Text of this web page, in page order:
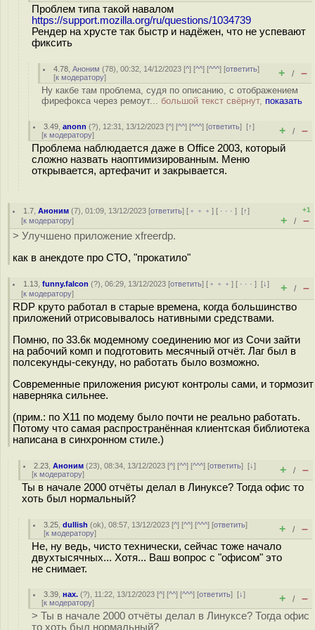
Проблем типа такой навалом
https://support.mozilla.org/ru/questions/1034739
Рендер на хрусте так быстр и надёжен, что не успевают
фиксить
4.78 ,Аноним (78), 00:32, 14/12/2023 [^] [^^] [^^^] [ответить]
[к модератору] + / –
Ну какбе там проблема, судя по описанию, с отображением
фирефокса через ремоут... большой текст свёрнут, показать
3.49 ,anonn (?), 12:31, 13/12/2023 [^] [^^] [^^^] [ответить][↑]
[к модератору] + / –
Проблема наблюдается даже в Office 2003, который
сложно назвать наоптимизированным. Меню
открывается, артефачит и закрывается.
1.7 ,Аноним (7), 01:09, 13/12/2023 [ответить] [ ﹢﹢﹢] [ · · ·][↑]
[к модератору]
+1
+ / –
> Улучшено приложение xfreerdp.
как в анекдоте про СТО, "прокатило"
1.13 ,funny.falcon (?), 06:29, 13/12/2023 [ответить] [ ﹢﹢﹢] [ · · ·][↓]
[к модератору] + / –
RDP круто работал в старые времена, когда большинство
приложений отрисовывалось нативными средствами.
Помню, по 33.6к модемному соединению мог из Сочи зайти
на рабочий комп и подготовить месячный отчёт. Лаг был в
полсекунды-секунду, но работать было возможно.
Современные приложения рисуют контролы сами, и тормозит
наверняка сильнее.
(прим.: по X11 по модему было почти не реально работать.
Потому что самая распространённая клиентская библиотека
написана в синхронном стиле.)
2.23 ,Аноним (23), 08:34, 13/12/2023 [^] [^^] [^^^] [ответить][↓]
[к модератору] + / –
Ты в начале 2000 отчёты делал в Линуксе? Тогда офис то
хоть был нормальный?
3.25 ,dullish (ok), 08:57, 13/12/2023 [^] [^^] [^^^] [ответить]
[к модератору] + / –
Не, ну ведь, чисто технически, сейчас тоже начало
двухтысячных... Хотя... Ваш вопрос с "офисом" это
не снимает.
3.39 ,нах. (?), 11:22, 13/12/2023 [^] [^^] [^^^] [ответить][↓]
[к модератору] + / –
> Ты в начале 2000 отчёты делал в Линуксе? Тогда офис
то хоть был нормальный?